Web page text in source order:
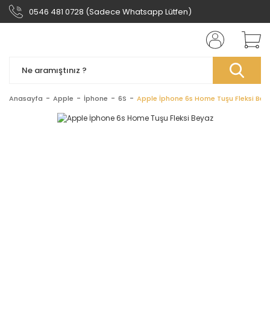
0546 481 0728 (Sadece Whatsapp Lütfen)
Anasayfa Apple İphone 6S Apple İphone 6s Home Tuşu Fleksi